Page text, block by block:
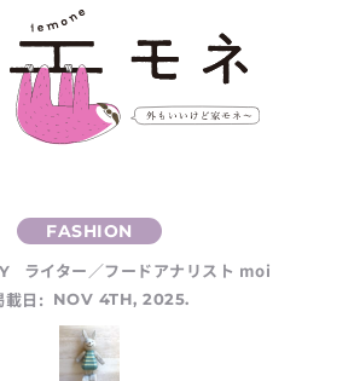
ライター／フードアナリスト moi
載日:
NOV 4TH, 2025.